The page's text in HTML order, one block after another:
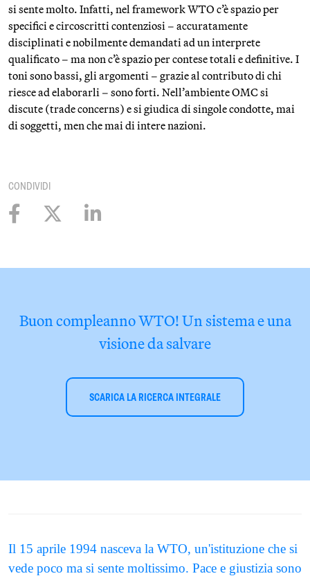
si sente molto. Infatti, nel framework WTO c’è spazio per
specifici e circoscritti contenziosi – accuratamente
disciplinati e nobilmente demandati ad un interprete
qualificato – ma non c’è spazio per contese totali e definitive. I
toni sono bassi, gli argomenti – grazie al contributo di chi
riesce ad elaborarli – sono forti. Nell’ambiente OMC si
discute (trade concerns) e si giudica di singole condotte, mai
di soggetti, men che mai di intere nazioni.
CONDIVIDI
Buon compleanno WTO! Un sistema e una
visione da salvare
SCARICA LA RICERCA INTEGRALE
Il 15 aprile 1994 nasceva la WTO, un'istituzione che si
vede poco ma si sente moltissimo. Pace e giustizia sono